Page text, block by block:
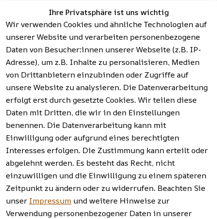
Ihre Privatsphäre ist uns wichtig
Wir verwenden Cookies und ähnliche Technologien auf
unserer Website und verarbeiten personenbezogene
Daten von Besucher:innen unserer Webseite (z.B. IP-
Adresse), um z.B. Inhalte zu personalisieren, Medien
von Drittanbietern einzubinden oder Zugriffe auf
unsere Website zu analysieren. Die Datenverarbeitung
erfolgt erst durch gesetzte Cookies. Wir teilen diese
Daten mit Dritten, die wir in den Einstellungen
benennen. Die Datenverarbeitung kann mit
Einwilligung oder aufgrund eines berechtigten
Interesses erfolgen. Die Zustimmung kann erteilt oder
abgelehnt werden. Es besteht das Recht, nicht
einzuwilligen und die Einwilligung zu einem späteren
Zeitpunkt zu ändern oder zu widerrufen. Beachten Sie
unser Impressum und weitere Hinweise zur
Verwendung personenbezogener Daten in unserer
Vertrag
widerrufen
Facebook |
Instagram |
Newsletter
AGB | Impressum |
Datenschutzerklärung |
Barrierefreiheitserklärung |
Widerrufsrecht